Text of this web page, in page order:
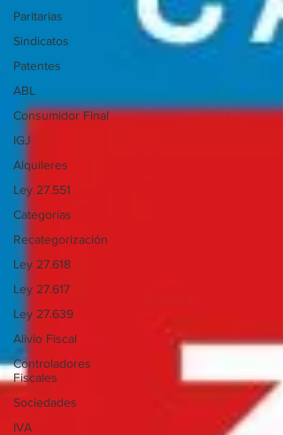
Paritarias
Sindicatos
Patentes
ABL
Consumidor Final
IGJ
Alquileres
Ley 27.551
Categorías
Recategorización
Ley 27.618
Ley 27.617
Ley 27.639
Alivio Fiscal
Controladores
Fiscales
Sociedades
IVA